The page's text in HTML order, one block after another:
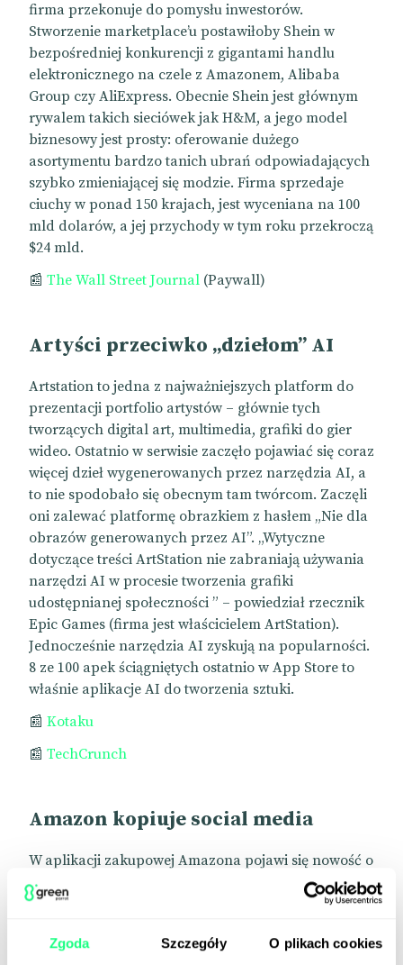
Zgoda Szczegóły O plikach cookies
firma przekonuje do pomysłu inwestorów.
Stworzenie marketplace’u postawiłoby Shein w
bezpośredniej konkurencji z gigantami handlu
elektronicznego na czele z Amazonem, Alibaba
Group czy AliExpress. Obecnie Shein jest głównym
rywalem takich sieciówek jak H&M, a jego model
biznesowy jest prosty: oferowanie dużego
asortymentu bardzo tanich ubrań odpowiadających
szybko zmieniającej się modzie. Firma sprzedaje
ciuchy w ponad 150 krajach, jest wyceniana na 100
mld dolarów, a jej przychody w tym roku przekroczą
$24 mld.
📰 The Wall Street Journal (Paywall)
Artyści przeciwko „dziełom” AI
Artstation to jedna z najważniejszych platform do
prezentacji portfolio artystów – głównie tych
tworzących digital art, multimedia, grafiki do gier
wideo. Ostatnio w serwisie zaczęło pojawiać się coraz
więcej dzieł wygenerowanych przez narzędzia AI, a
to nie spodobało się obecnym tam twórcom. Zaczęli
oni zalewać platformę obrazkiem z hasłem „Nie dla
obrazów generowanych przez AI”. „Wytyczne
dotyczące treści ArtStation nie zabraniają używania
narzędzi AI w procesie tworzenia grafiki
udostępnianej społeczności ” – powiedział rzecznik
Epic Games (firma jest właścicielem ArtStation).
Jednocześnie narzędzia AI zyskują na popularności.
8 ze 100 apek ściągniętych ostatnio w App Store to
właśnie aplikacje AI do tworzenia sztuki.
📰 Kotaku
📰 TechCrunch
Amazon kopiuje social media
W aplikacji zakupowej Amazona pojawi się nowość o
nazwie Inspire. Przypomina ona rozwiązania znane
z TikToka czy Instagrama. Użytkownicy apki
produkty dostępne na Amazonie. Trzeba będzie